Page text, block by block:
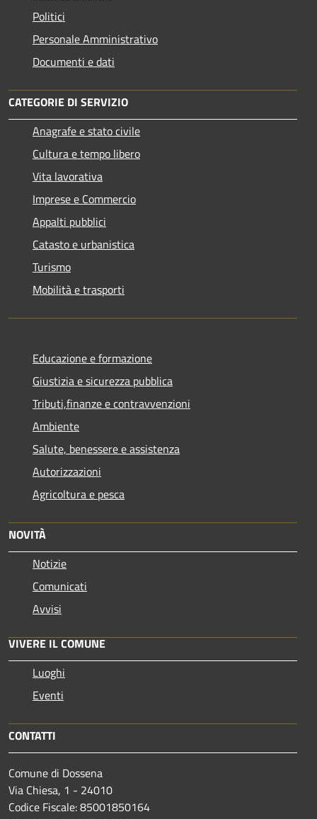
Politici
Personale Amministrativo
Documenti e dati
CATEGORIE DI SERVIZIO
Anagrafe e stato civile
Cultura e tempo libero
Vita lavorativa
Imprese e Commercio
Appalti pubblici
Catasto e urbanistica
Turismo
Mobilità e trasporti
Educazione e formazione
Giustizia e sicurezza pubblica
Tributi,finanze e contravvenzioni
Ambiente
Salute, benessere e assistenza
Autorizzazioni
Agricoltura e pesca
NOVITÀ
Notizie
Comunicati
Avvisi
VIVERE IL COMUNE
Luoghi
Eventi
CONTATTI
Comune di Dossena
Via Chiesa, 1 - 24010
Codice Fiscale: 85001850164